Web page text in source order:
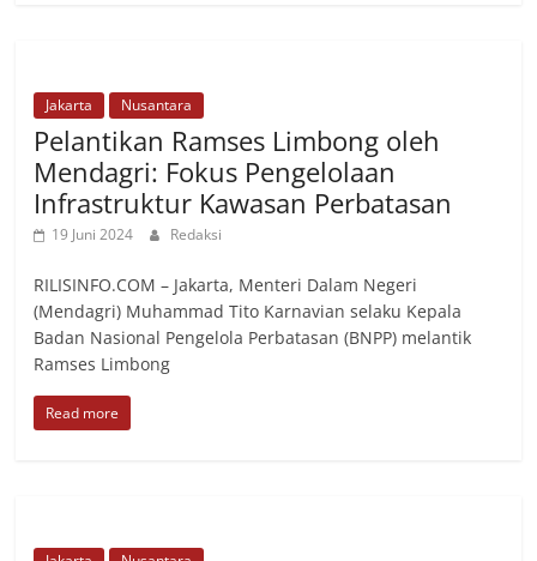
Jakarta Nusantara
Pelantikan Ramses Limbong oleh
Mendagri: Fokus Pengelolaan
Infrastruktur Kawasan Perbatasan
19 Juni 2024 Redaksi
RILISINFO.COM – Jakarta, Menteri Dalam Negeri
(Mendagri) Muhammad Tito Karnavian selaku Kepala
Badan Nasional Pengelola Perbatasan (BNPP) melantik
Ramses Limbong
Read more